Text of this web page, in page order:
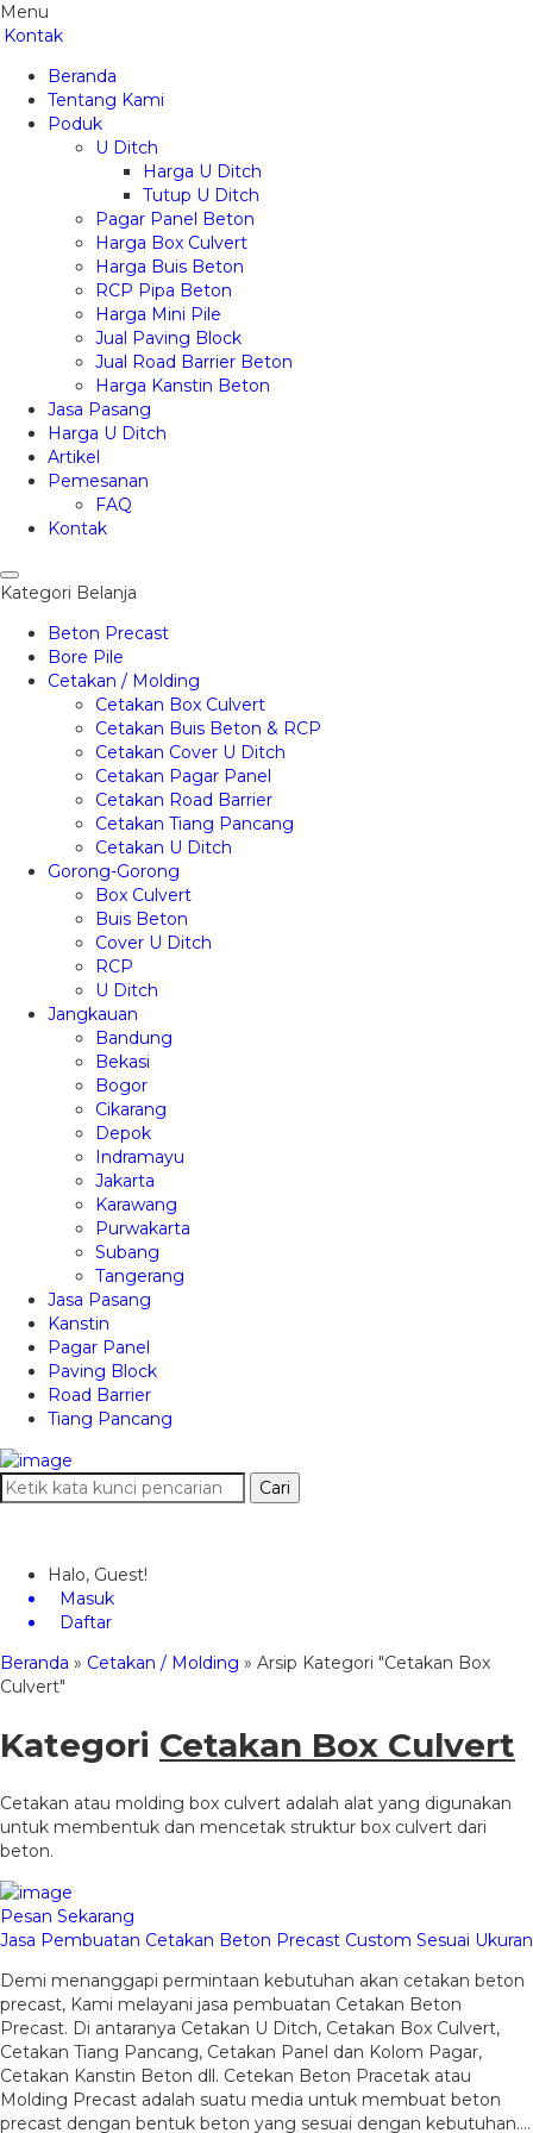
Menu
Kontak
Beranda
Tentang Kami
Poduk
U Ditch
Harga U Ditch
Tutup U Ditch
Pagar Panel Beton
Harga Box Culvert
Harga Buis Beton
RCP Pipa Beton
Harga Mini Pile
Jual Paving Block
Jual Road Barrier Beton
Harga Kanstin Beton
Jasa Pasang
Harga U Ditch
Artikel
Pemesanan
FAQ
Kontak
Kategori Belanja
Beton Precast
Bore Pile
Cetakan / Molding
Cetakan Box Culvert
Cetakan Buis Beton & RCP
Cetakan Cover U Ditch
Cetakan Pagar Panel
Cetakan Road Barrier
Cetakan Tiang Pancang
Cetakan U Ditch
Gorong-Gorong
Box Culvert
Buis Beton
Cover U Ditch
RCP
U Ditch
Jangkauan
Bandung
Bekasi
Bogor
Cikarang
Depok
Indramayu
Jakarta
Karawang
Purwakarta
Subang
Tangerang
Jasa Pasang
Kanstin
Pagar Panel
Paving Block
Road Barrier
Tiang Pancang
Cari
Halo, Guest!
Masuk
Daftar
Beranda » Cetakan / Molding » Arsip Kategori "Cetakan Box
Culvert"
Kategori Cetakan Box Culvert
Cetakan atau molding box culvert adalah alat yang digunakan
untuk membentuk dan mencetak struktur box culvert dari
beton.
Pesan Sekarang
Jasa Pembuatan Cetakan Beton Precast Custom Sesuai Ukuran
Demi menanggapi permintaan kebutuhan akan cetakan beton
precast, Kami melayani jasa pembuatan Cetakan Beton
Precast. Di antaranya Cetakan U Ditch, Cetakan Box Culvert,
Cetakan Tiang Pancang, Cetakan Panel dan Kolom Pagar,
Cetakan Kanstin Beton dll. Cetekan Beton Pracetak atau
Molding Precast adalah suatu media untuk membuat beton
precast dengan bentuk beton yang sesuai dengan kebutuhan….